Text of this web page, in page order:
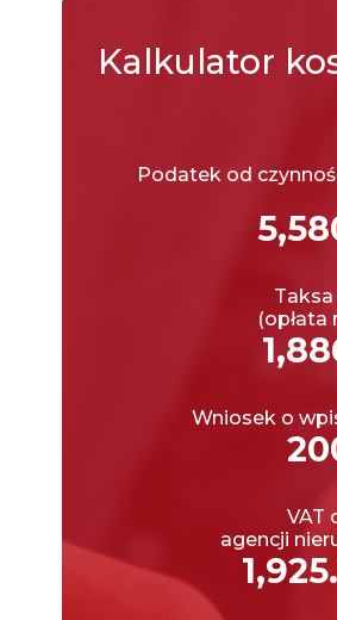
Kalkulator
Podatek od
(opłata
Wniosek o
VAT
agencji